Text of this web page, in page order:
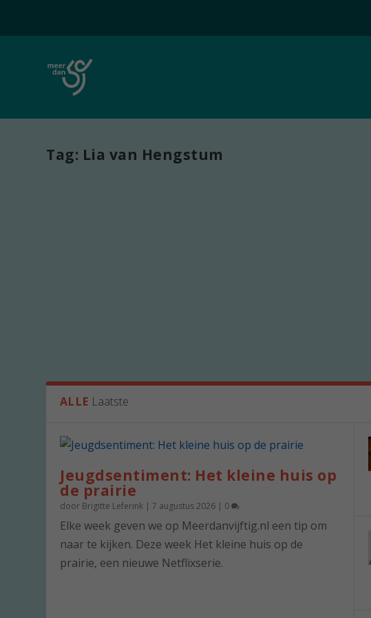
Tag: Lia van Hengstum
ALLE Laatste
Jeugdsentiment: Het kleine huis op
de prairie
door Brigitte Leferink |7 augustus 2026 | 0
Elke week geven we op Meerdanvijftig.nl een tip om
naar te kijken. Deze week Het kleine huis op de
prairie, een nieuwe Netflixserie.